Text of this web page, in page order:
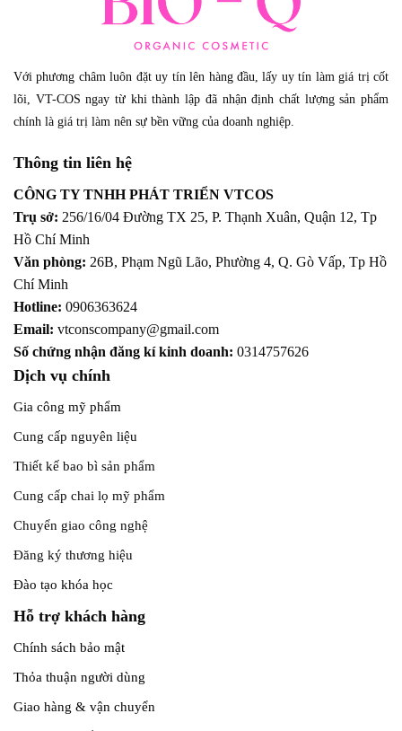
Với phương châm luôn đặt uy tín lên hàng đầu, lấy uy tín làm giá trị cốt
lõi, VT-COS ngay từ khi thành lập đã nhận định chất lượng sản phẩm
chính là giá trị làm nên sự bền vững của doanh nghiệp.
Thông tin liên hệ
CÔNG TY TNHH PHÁT TRIỂN VTCOS
Trụ sở: 256/16/04 Đường TX 25, P. Thạnh Xuân, Quận 12, Tp
Hồ Chí Minh
Văn phòng: 26B, Phạm Ngũ Lão, Phường 4, Q. Gò Vấp, Tp Hồ
Chí Minh
Hotline: 0906363624
Email: vtconscompany@gmail.com
Số chứng nhận đăng kí kinh doanh: 0314757626
Dịch vụ chính
Gia công mỹ phẩm
Cung cấp nguyên liệu
Thiết kế bao bì sản phẩm
Cung cấp chai lọ mỹ phẩm
Chuyển giao công nghệ
Đăng ký thương hiệu
Đào tạo khóa học
Hỗ trợ khách hàng
Chính sách bảo mật
Thỏa thuận người dùng
Giao hàng & vận chuyển